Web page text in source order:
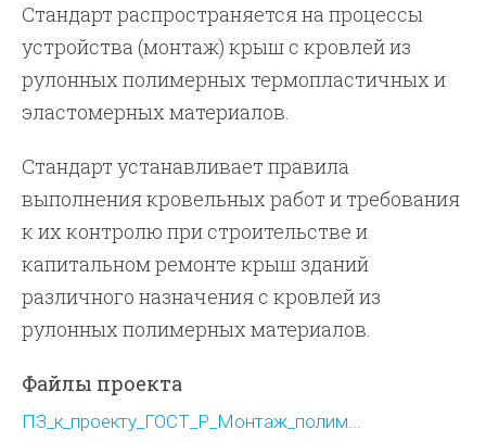
Стандарт распространяется на процессы
устройства (монтаж) крыш с кровлей из
рулонных полимерных термопластичных и
эластомерных материалов.
Стандарт устанавливает правила
выполнения кровельных работ и требования
к их контролю при строительстве и
капитальном ремонте крыш зданий
различного назначения с кровлей из
рулонных полимерных материалов.
Файлы проекта
ПЗ_к_проекту_ГОСТ_Р_Монтаж_полим...